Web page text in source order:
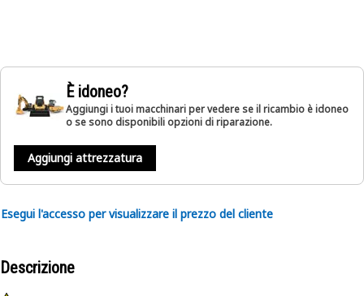
È idoneo?
Aggiungi i tuoi macchinari per vedere se il ricambio è idoneo
o se sono disponibili opzioni di riparazione.
Aggiungi attrezzatura
Esegui l'accesso per visualizzare il prezzo del cliente
Descrizione